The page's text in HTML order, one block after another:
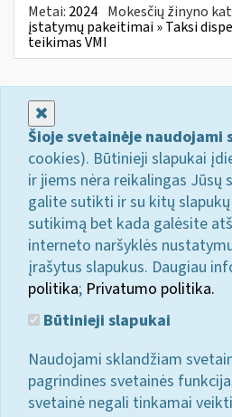
Metai: 2024 Mokesčių žinyno
įstatymų pakeitimai » Taksi
teikimas VMI
Šioje svetainėje naudojami
cookies). Būtinieji slapukai
ir jiems nėra reikalingas Jūsų
galite sutikti ir su kitų
sutikimą bet kada galėsite
interneto naršyklės
įrašytus slapukus. Daugiau
politika; Privatumo politika.
Būtinieji slapukai
Naudojami sklandžiam
pagrindines svetainės
svetainė negali tinkamai